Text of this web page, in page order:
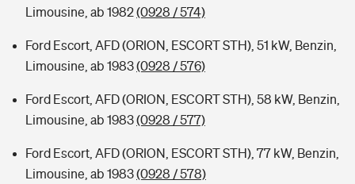
Limousine, ab 1982(0928 / 574)
Ford Escort, AFD (ORION, ESCORT STH), 51 kW, Benzin,
Limousine, ab 1983(0928 / 576)
Ford Escort, AFD (ORION, ESCORT STH), 58 kW, Benzin,
Limousine, ab 1983(0928 / 577)
Ford Escort, AFD (ORION, ESCORT STH), 77 kW, Benzin,
Limousine, ab 1983(0928 / 578)